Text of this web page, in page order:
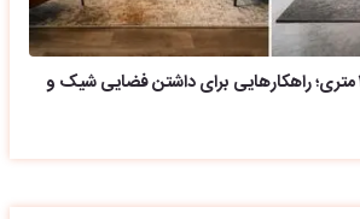
دکوراسیون پذیرایی ۲۵ متری؛ راهکارهایی برای داشتن فضایی شیک و